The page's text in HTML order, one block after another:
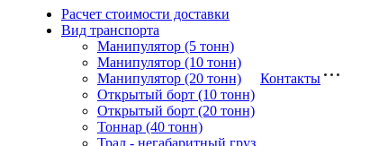
Расчет стоимости доставки
Вид транспорта
Манипулятор (5 тонн)
Манипулятор (10 тонн)
Манипулятор (20 тонн)
Открытый борт (10 тонн)
Открытый борт (20 тонн)
Тоннар (40 тонн)
Трал - негабаритный груз
Контакты